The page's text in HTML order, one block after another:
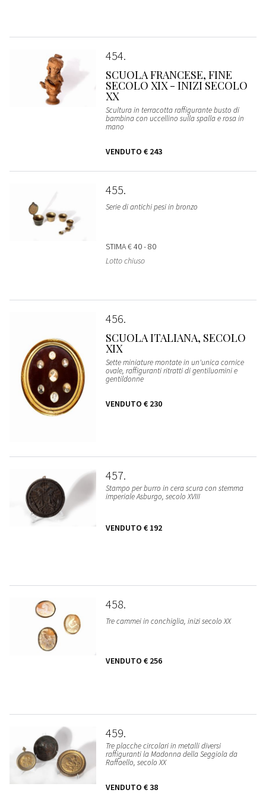
454
SCUOLA FRANCESE, FINE
SECOLO XIX - INIZI SECOLO
XX
Scultura in terracotta raffigurante busto di
bambina con uccellino sulla spalla e rosa in
mano
VENDUTO € 243
455
Serie di antichi pesi in bronzo
STIMA€ 40 - 80
Lotto chiuso
456
SCUOLA ITALIANA, SECOLO
XIX
Sette miniature montate in un'unica cornice
ovale, raffiguranti ritratti di gentiluomini e
gentildonne
VENDUTO € 230
457
Stampo per burro in cera scura con stemma
imperiale Asburgo, secolo XVIII
VENDUTO € 192
458
Tre cammei in conchiglia, inizi secolo XX
VENDUTO € 256
459
Tre placche circolari in metalli diversi
raffiguranti la Madonna della Seggiola da
Raffaello, secolo XX
VENDUTO € 38